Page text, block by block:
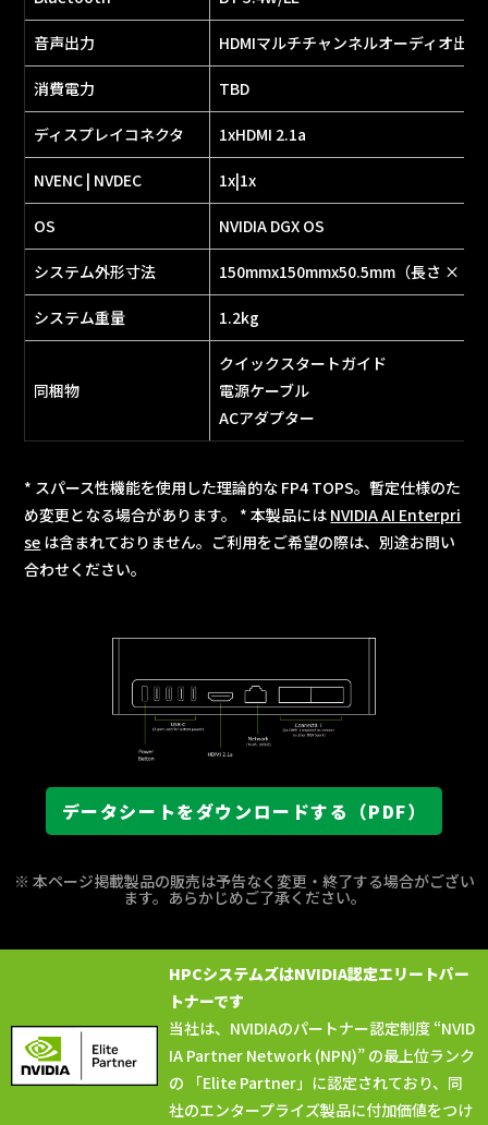
音声出力 HDMIマルチチャンネルオーディオ出力
消費電力 TBD
ディスプレイコネクタ 1xHDMI 2.1a
NVENC | NVDEC 1x|1x
OS NVIDIA DGX OS
システム外形寸法 150mmx150mmx50.5mm（長さ × 幅
システム重量 1.2kg
同梱物
クイックスタートガイド
電源ケーブル
ACアダプター
* スパース性機能を使用した理論的な FP4 TOPS。暫定仕様のた
め変更となる場合があります。 * 本製品には NVIDIA AI Enterpri
se は含まれておりません。ご利用をご希望の際は、別途お問い
合わせください。
データシートをダウンロードする（PDF）
※ 本ページ掲載製品の販売は予告なく変更・終了する場合がござい
ます。あらかじめご了承ください。
HPCシステムズはNVIDIA認定エリートパー
トナーです
当社は、NVIDIAのパートナー認定制度 “NVID
IA Partner Network (NPN)” の最上位ランク
の 「Elite Partner」に認定されており、同
社のエンタープライズ製品に付加価値をつけ